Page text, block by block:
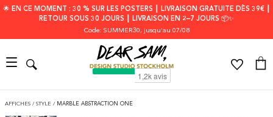
🌟 EN CE MOMENT : 30 % SUR LES POSTERS ┃ LIVRAISON GRATUITE DÈS 39€ ┃
RETOUR SOUS 30 JOURS ┃ LIVRAISON EN 2–7 JOURS 📦✨
Code: SUMMER30, jusqu'au 07/08
AFFICHES / STYLE / MARBLE ABSTRACTION ONE